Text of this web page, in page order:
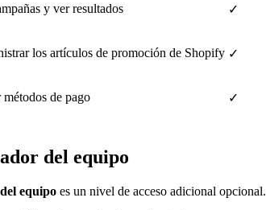
y ver resultados ✓
los artículos de promoción de Shopify ✓
de pago ✓
del equipo
equipo es un nivel de acceso adicional opcional.